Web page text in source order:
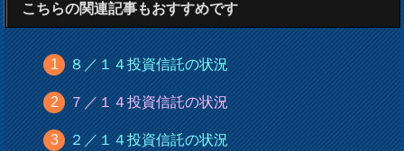
こちらの関連記事もおすすめです
８／１４投資信託の状況
７／１４投資信託の状況
２／１４投資信託の状況